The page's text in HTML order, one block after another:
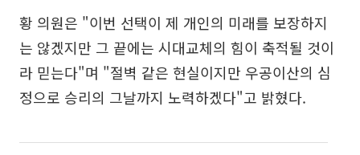
황 의원은 "이번 선택이 제 개인의 미래를 보장하지
는 않겠지만 그 끝에는 시대교체의 힘이 축적될 것이
라 믿는다"며 "절벽 같은 현실이지만 우공이산의 심
정으로 승리의 그날까지 노력하겠다"고 밝혔다.